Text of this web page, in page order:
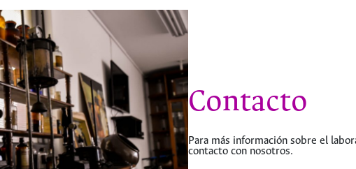
Contacto
Para más información sobre el
contacto con nosotros.